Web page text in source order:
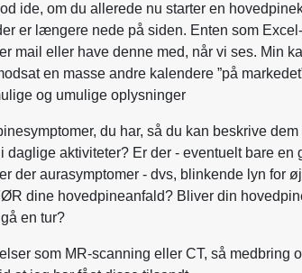
ide, om du allerede nu starter en
er længere nede på siden. Enten som
mail eller have denne med, når vi ses. Min
en masse andre kalendere ”på
og umulige oplysninger
du har, så du kan beskrive
aktiviteter? Er der - eventuelt bare en
der aurasymptomer - dvs, blinkende lyn for
dine hovedpineanfald? Bliver din
en tur?
som MR-scanning eller CT, så medbring